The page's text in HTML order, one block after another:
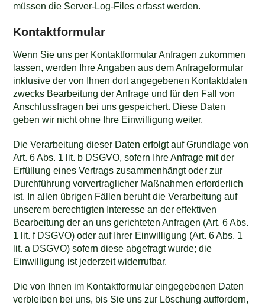
müssen die Server-Log-Files erfasst werden.
Kontaktformular
Wenn Sie uns per Kontaktformular Anfragen zukommen
lassen, werden Ihre Angaben aus dem Anfrageformular
inklusive der von Ihnen dort angegebenen Kontaktdaten
zwecks Bearbeitung der Anfrage und für den Fall von
Anschlussfragen bei uns gespeichert. Diese Daten
geben wir nicht ohne Ihre Einwilligung weiter.
Die Verarbeitung dieser Daten erfolgt auf Grundlage von
Art. 6 Abs. 1 lit. b DSGVO, sofern Ihre Anfrage mit der
Erfüllung eines Vertrags zusammenhängt oder zur
Durchführung vorvertraglicher Maßnahmen erforderlich
ist. In allen übrigen Fällen beruht die Verarbeitung auf
unserem berechtigten Interesse an der effektiven
Bearbeitung der an uns gerichteten Anfragen (Art. 6 Abs.
1 lit. f DSGVO) oder auf Ihrer Einwilligung (Art. 6 Abs. 1
lit. a DSGVO) sofern diese abgefragt wurde; die
Einwilligung ist jederzeit widerrufbar.
Die von Ihnen im Kontaktformular eingegebenen Daten
verbleiben bei uns, bis Sie uns zur Löschung auffordern,